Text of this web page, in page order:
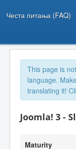
Честа питања (FAQ)
This page is
language.
translating it!
Joomla! 3 -
Maturity